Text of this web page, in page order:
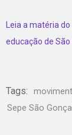
Leia a matéria
educação de São
Tags:
Sepe São